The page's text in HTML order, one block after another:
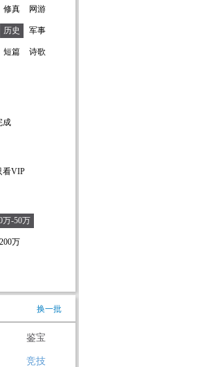
修真 网游
历史 军事
短篇 诗歌
成
看VIP
万-50万
万
换一批
鉴宝
竞技